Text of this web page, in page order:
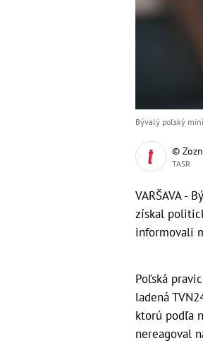
Bývalý poľský
©
TASR
VARŠAVA -
získal
informovali
Poľská
ladená
ktorú podľa
nereagoval